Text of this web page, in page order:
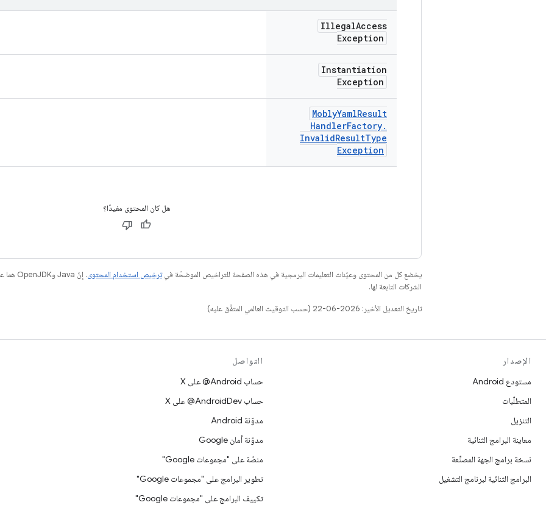
IllegalAccess
Exception
Instantiation
Exception
MoblyYamlResult
HandlerFactory.
InvalidResultType
Exception
هل كان المحتوى مفيدًا؟
يخضع كل من المحتوى وعيّنات التعليمات البرمجية في هذه الصفحة للتراخيص الموضحّة فيترخيص استخدام المحتوى
الشركات التابعة لها.
تاريخ التعديل الأخير: 2026-06-22 (حسب التوقيت العالمي المتفَّق عليه)
الإصدار
مستودع Android
المتطلّبات
التنزيل
معاينة البرامج الثنائية
نسخة برامج الجهة المصنِّعة
البرامج الثنائية لبرنامج التشغيل
التواصل
حساب ‎@Android على X
حساب ‎@AndroidDev على X
مدوّنة Android
مدوّنة أمان Google
منصّة على "مجموعات Google"
تطوير البرامج على "مجموعات Google"
تكييف البرامج على "مجموعات Google"